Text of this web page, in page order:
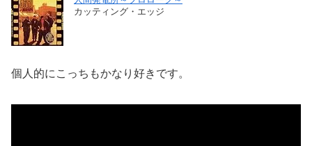
カッティング・エッジ
個人的にこっちもかなり好きです。